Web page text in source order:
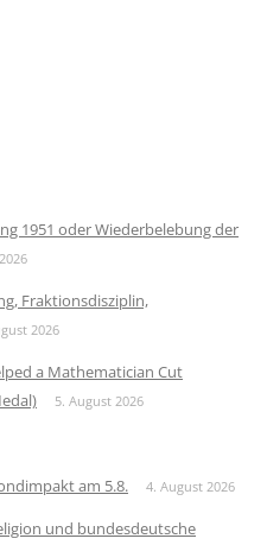
1951 oder Wiederbelebung der
Fraktionsdisziplin,
2026
a Mathematician Cut
5. August 2026
am 5.8. 4. August 2026
und bundesdeutsche